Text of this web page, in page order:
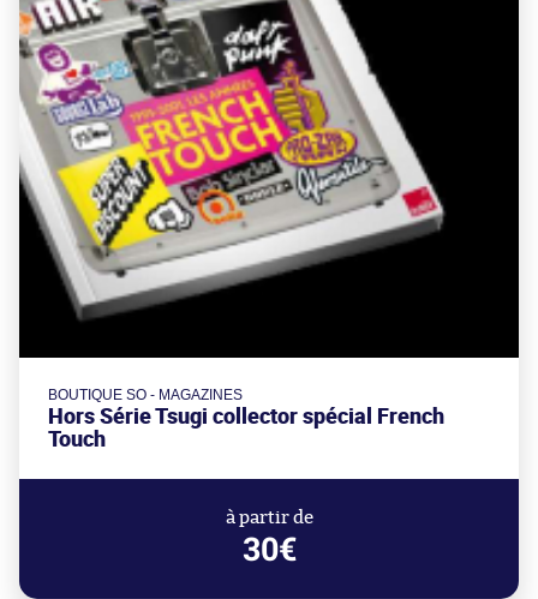
BOUTIQUE SO - MAGAZINES
Hors Série Tsugi collector spécial French
Touch
à partir de
30€